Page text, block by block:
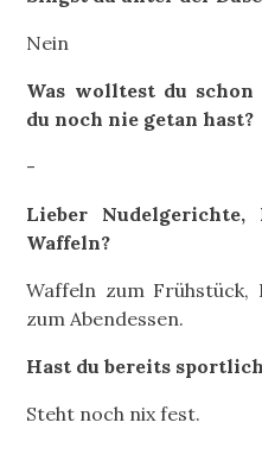
Nein
Was wolltest du schon
du noch nie getan hast?
-
Lieber
Waffeln?
Waffeln zum
zum Abendessen.
Hast du bereits
Steht noch nix fest.